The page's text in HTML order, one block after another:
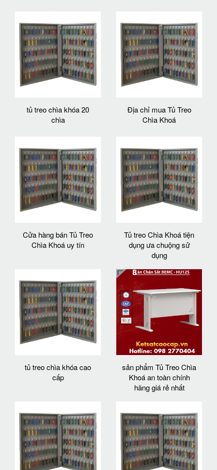
tủ treo chìa khóa 20
chìa
Địa chỉ mua Tủ Treo
Chìa Khoá
Cửa hàng bán Tủ Treo
Chìa Khoá uy tín
Tủ treo Chìa Khoá tiện
dụng ưa chuộng sử
dụng
tủ treo chìa khóa cao
cấp
sản phẩm Tủ Treo Chìa
Khoá an toàn chính
hãng giá rẻ nhất